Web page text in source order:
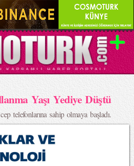
Yaşı Yediye Düştü
telefonlarına sahip olmaya başladı.